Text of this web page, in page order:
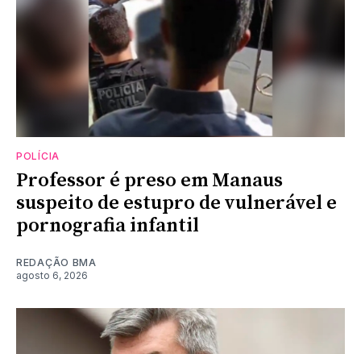
POLÍCIA
Professor é preso em Manaus
suspeito de estupro de vulnerável e
pornografia infantil
REDAÇÃO BMA
agosto 6, 2026